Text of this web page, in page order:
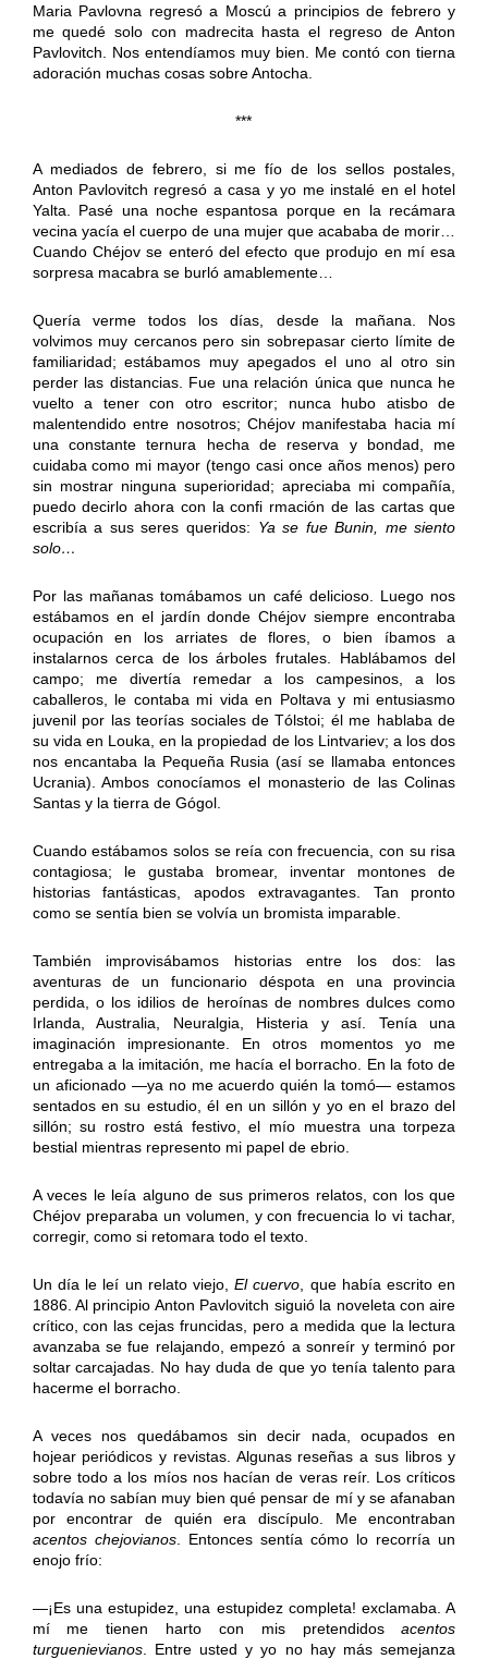
Maria Pavlovna regresó a Moscú a principios de febrero y
me quedé solo con madrecita hasta el regreso de Anton
Pavlovitch. Nos entendíamos muy bien. Me contó con tierna
adoración muchas cosas sobre Antocha.
***
A mediados de febrero, si me fío de los sellos postales,
Anton Pavlovitch regresó a casa y yo me instalé en el hotel
Yalta. Pasé una noche espantosa porque en la recámara
vecina yacía el cuerpo de una mujer que acababa de morir…
Cuando Chéjov se enteró del efecto que produjo en mí esa
sorpresa macabra se burló amablemente…
Quería verme todos los días, desde la mañana. Nos
volvimos muy cercanos pero sin sobrepasar cierto límite de
familiaridad; estábamos muy apegados el uno al otro sin
perder las distancias. Fue una relación única que nunca he
vuelto a tener con otro escritor; nunca hubo atisbo de
malentendido entre nosotros; Chéjov manifestaba hacia mí
una constante ternura hecha de reserva y bondad, me
cuidaba como mi mayor (tengo casi once años menos) pero
sin mostrar ninguna superioridad; apreciaba mi compañía,
puedo decirlo ahora con la confi rmación de las cartas que
escribía a sus seres queridos: Ya se fue Bunin, me siento
solo…
Por las mañanas tomábamos un café delicioso. Luego nos
estábamos en el jardín donde Chéjov siempre encontraba
ocupación en los arriates de flores, o bien íbamos a
instalarnos cerca de los árboles frutales. Hablábamos del
campo; me divertía remedar a los campesinos, a los
caballeros, le contaba mi vida en Poltava y mi entusiasmo
juvenil por las teorías sociales de Tólstoi; él me hablaba de
su vida en Louka, en la propiedad de los Lintvariev; a los dos
nos encantaba la Pequeña Rusia (así se llamaba entonces
Ucrania). Ambos conocíamos el monasterio de las Colinas
Santas y la tierra de Gógol.
Cuando estábamos solos se reía con frecuencia, con su risa
contagiosa; le gustaba bromear, inventar montones de
historias fantásticas, apodos extravagantes. Tan pronto
como se sentía bien se volvía un bromista imparable.
También improvisábamos historias entre los dos: las
aventuras de un funcionario déspota en una provincia
perdida, o los idilios de heroínas de nombres dulces como
Irlanda, Australia, Neuralgia, Histeria y así. Tenía una
imaginación impresionante. En otros momentos yo me
entregaba a la imitación, me hacía el borracho. En la foto de
un aficionado —ya no me acuerdo quién la tomó— estamos
sentados en su estudio, él en un sillón y yo en el brazo del
sillón; su rostro está festivo, el mío muestra una torpeza
bestial mientras represento mi papel de ebrio.
A veces le leía alguno de sus primeros relatos, con los que
Chéjov preparaba un volumen, y con frecuencia lo vi tachar,
corregir, como si retomara todo el texto.
Un día le leí un relato viejo,El cuervo , que había escrito en
1886. Al principio Anton Pavlovitch siguió la noveleta con aire
crítico, con las cejas fruncidas, pero a medida que la lectura
avanzaba se fue relajando, empezó a sonreír y terminó por
soltar carcajadas. No hay duda de que yo tenía talento para
hacerme el borracho.
A veces nos quedábamos sin decir nada, ocupados en
hojear periódicos y revistas. Algunas reseñas a sus libros y
sobre todo a los míos nos hacían de veras reír. Los críticos
todavía no sabían muy bien qué pensar de mí y se afanaban
por encontrar de quién era discípulo. Me encontraban
acentos chejovianos. Entonces sentía cómo lo recorría un
enojo frío:
—¡Es una estupidez, una estupidez completa! exclamaba. A
mí me tienen harto con mis pretendidosacentos
turguenievianos. Entre usted y yo no hay más semejanza